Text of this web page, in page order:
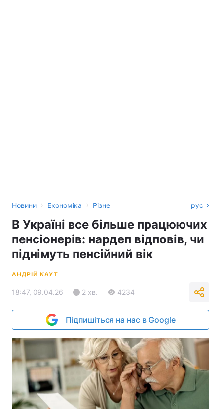
Новини › Економіка › Різне рус
В Україні все більше працюючих
пенсіонерів: нардеп відповів, чи
піднімуть пенсійний вік
АНДРІЙ КАУТ
18:47, 09.04.26 2 хв. 4234
Підпишіться на нас в Google